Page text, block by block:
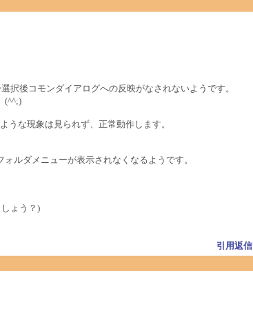
択後コモンダイアログへの反映がなされないようです。
(^^;)
うな現象は見られず、正常動作します。
ルダメニューが表示されなくなるようです。
ょう？)
引用返信